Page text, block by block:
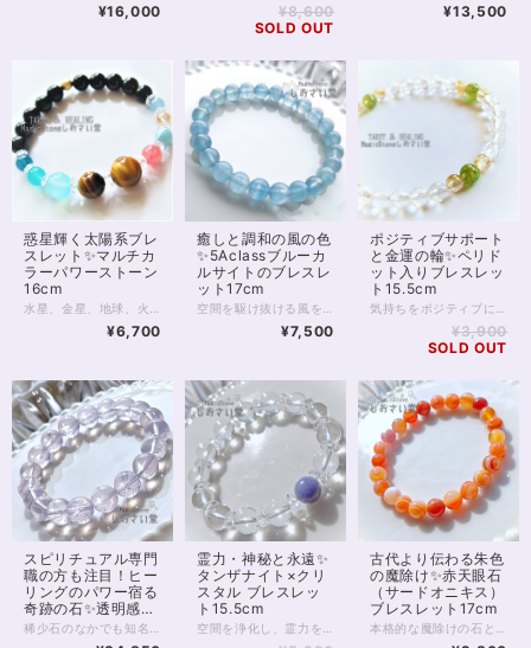
¥16,000
¥8,600
SOLD OUT
¥13,500
惑星輝く太陽系ブレ
スレット✨マルチカ
ラーパワーストーン
16cm
¥6,700
癒しと調和の風の色
✨5Aclassブルーカ
ルサイトのブレスレ
ット17cm
¥7,500
ポジティブサポート
と金運の輪✨ペリド
ット入りブレスレッ
ト15.5cm
¥3,900
SOLD OUT
スピリチュアル専門
職の方も注目！ヒー
リングのパワー宿る
奇跡の石✨透明感抜
群4Aclassスコロラ
霊力・神秘と永遠✨
タンザナイト×クリ
スタル ブレスレッ
ト15.5cm
古代より伝わる朱色
の魔除け✨赤天眼石
（サードオニキス）
ブレスレット17cm